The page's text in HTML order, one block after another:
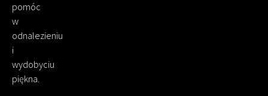
pomóc
w
odnalezieniu
i
wydobyciu
piękna.